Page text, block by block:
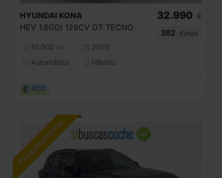
HYUNDAI KONA
HEV 1.6GDI 129CV DT TECNO
10.000 km
2026
Automático
Híbrido
32.990 €
392
€/mes
ECO